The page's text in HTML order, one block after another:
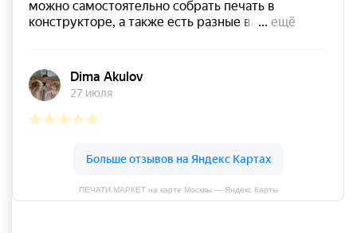
ПЕЧАТИ.МАРКЕТ на карте Москвы — Яндекс Карты